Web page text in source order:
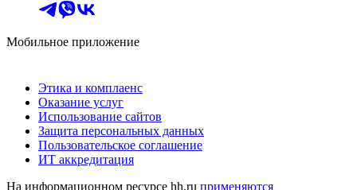
Мобильное приложение
Этика и комплаенс
Оказание услуг
Использование сайтов
Защита персональных данных
Пользовательское соглашение
ИТ аккредитация
На информационном ресурсе hh.ru применяются